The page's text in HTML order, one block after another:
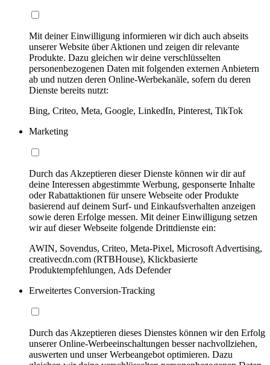
Mit deiner Einwilligung informieren wir dich auch abseits
unserer Website über Aktionen und zeigen dir relevante
Produkte. Dazu gleichen wir deine verschlüsselten
personenbezogenen Daten mit folgenden externen Anbietern
ab und nutzen deren Online-Werbekanäle, sofern du deren
Dienste bereits nutzt:
Bing, Criteo, Meta, Google, LinkedIn, Pinterest, TikTok
Marketing
Durch das Akzeptieren dieser Dienste können wir dir auf
deine Interessen abgestimmte Werbung, gesponserte Inhalte
oder Rabattaktionen für unsere Webseite oder Produkte
basierend auf deinem Surf- und Einkaufsverhalten anzeigen
sowie deren Erfolge messen. Mit deiner Einwilligung setzen
wir auf dieser Webseite folgende Drittdienste ein:
AWIN, Sovendus, Criteo, Meta-Pixel, Microsoft Advertising,
creativecdn.com (RTBHouse), Klickbasierte
Produktempfehlungen, Ads Defender
Erweitertes Conversion-Tracking
Durch das Akzeptieren dieses Dienstes können wir den Erfolg
unserer Online-Werbeeinschaltungen besser nachvollziehen,
auswerten und unser Werbeangebot optimieren. Dazu